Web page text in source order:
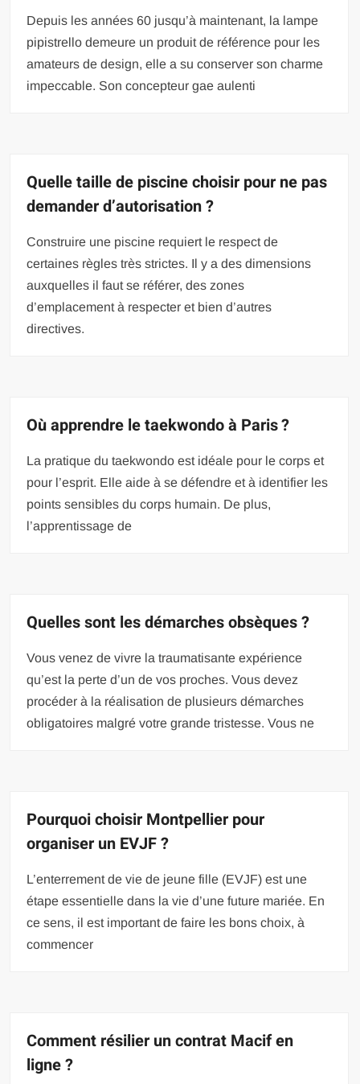
Depuis les années 60 jusqu’à maintenant, la lampe
pipistrello demeure un produit de référence pour les
amateurs de design, elle a su conserver son charme
impeccable. Son concepteur gae aulenti
Quelle taille de piscine choisir pour ne pas
demander d’autorisation ?
Construire une piscine requiert le respect de
certaines règles très strictes. Il y a des dimensions
auxquelles il faut se référer, des zones
d’emplacement à respecter et bien d’autres
directives.
Où apprendre le taekwondo à Paris ?
La pratique du taekwondo est idéale pour le corps et
pour l’esprit. Elle aide à se défendre et à identifier les
points sensibles du corps humain. De plus,
l’apprentissage de
Quelles sont les démarches obsèques ?
Vous venez de vivre la traumatisante expérience
qu’est la perte d’un de vos proches. Vous devez
procéder à la réalisation de plusieurs démarches
obligatoires malgré votre grande tristesse. Vous ne
Pourquoi choisir Montpellier pour
organiser un EVJF ?
L’enterrement de vie de jeune fille (EVJF) est une
étape essentielle dans la vie d’une future mariée. En
ce sens, il est important de faire les bons choix, à
commencer
Comment résilier un contrat Macif en
ligne ?